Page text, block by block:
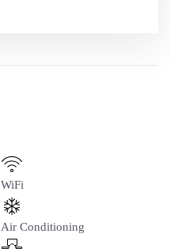
WiFi
Air Conditioning